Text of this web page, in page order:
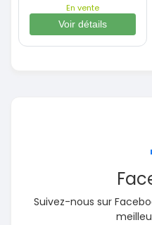
En vente
Voir détails
Suivez-nous sur